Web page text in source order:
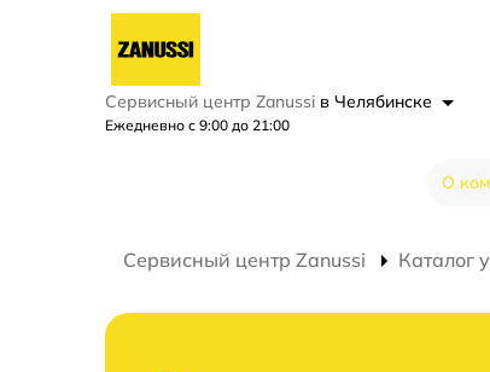
Сервисный центр Zanussi в Челябинске
Ежедневно с 9:00 до 21:00
О
Сервисный центр Zanussi Каталог